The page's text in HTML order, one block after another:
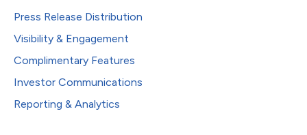
Press Release Distribution
Visibility & Engagement
Complimentary Features
Investor Communications
Reporting & Analytics